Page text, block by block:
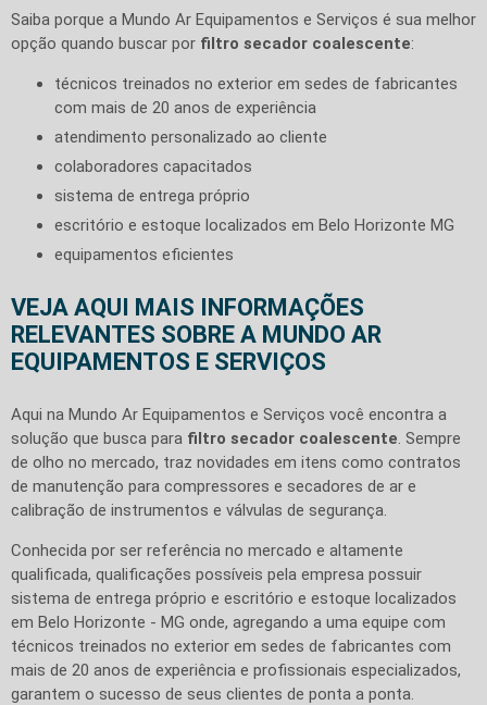
Saiba porque a Mundo Ar Equipamentos e Serviços é sua melhor
opção quando buscar por filtro secador coalescente:
técnicos treinados no exterior em sedes de fabricantes
com mais de 20 anos de experiência
atendimento personalizado ao cliente
colaboradores capacitados
sistema de entrega próprio
escritório e estoque localizados em Belo Horizonte MG
equipamentos eficientes
VEJA AQUI MAIS INFORMAÇÕES
RELEVANTES SOBRE A MUNDO AR
EQUIPAMENTOS E SERVIÇOS
Aqui na Mundo Ar Equipamentos e Serviços você encontra a
solução que busca para filtro secador coalescente. Sempre
de olho no mercado, traz novidades em itens como contratos
de manutenção para compressores e secadores de ar e
calibração de instrumentos e válvulas de segurança.
Conhecida por ser referência no mercado e altamente
qualificada, qualificações possíveis pela empresa possuir
sistema de entrega próprio e escritório e estoque localizados
em Belo Horizonte - MG onde, agregando a uma equipe com
técnicos treinados no exterior em sedes de fabricantes com
mais de 20 anos de experiência e profissionais especializados,
garantem o sucesso de seus clientes de ponta a ponta.